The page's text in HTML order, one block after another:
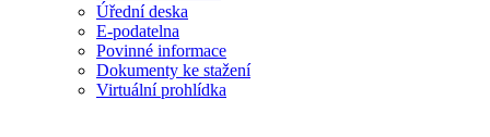
Úřední deska
E-podatelna
Povinné informace
Dokumenty ke stažení
Virtuální prohlídka